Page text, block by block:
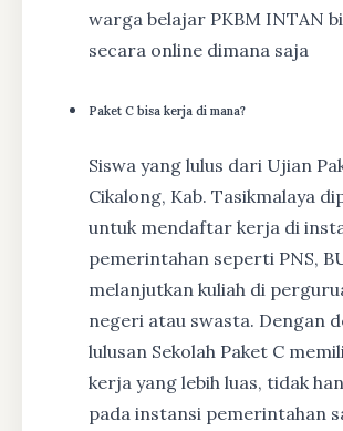
warga belajar PKBM INTAN
secara online dimana saja
Paket C bisa kerja di mana?
Siswa yang lulus dari Ujian
Cikalong, Kab. Tasikmalaya
untuk mendaftar kerja di
pemerintahan seperti PNS,
melanjutkan kuliah di
negeri atau swasta. Dengan
lulusan Sekolah Paket C
kerja yang lebih luas, tidak
pada instansi pemerintahan